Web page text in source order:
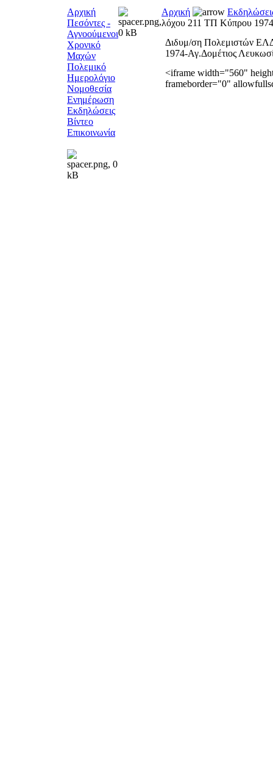
Αρχική
Πεσόντες -
Αγνοούμενοι
Χρονικό
Μαχών
Πολεμικό
Ημερολόγιο
Νομοθεσία
Ενημέρωση
Εκδηλώσεις
Βίντεο
Επικοινωνία
Αρχική
λόχου 211 ΤΠ Κύπρου
Διδυμ/ση Πολεμιστών
1974-Αγ.Δομέτιος
<iframe width="560"
frameborder="0"